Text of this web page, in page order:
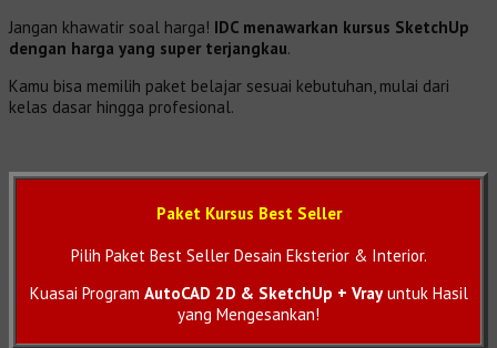
Jangan khawatir soal harga! IDC menawarkan kursus SketchUp
dengan harga yang super terjangkau.
Kamu bisa memilih paket belajar sesuai kebutuhan, mulai dari
kelas dasar hingga profesional.
Paket Kursus Best Seller
Pilih Paket Best Seller Desain Eksterior & Interior.
Kuasai Program AutoCAD 2D & SketchUp + Vrayuntuk Hasil
yang Mengesankan!